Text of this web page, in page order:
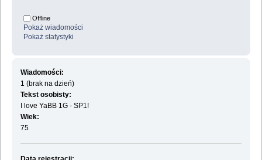
Offline
Pokaż wiadomości
Pokaż statystyki
Wiadomości:
1 (brak na dzień)
Tekst osobisty:
I love YaBB 1G - SP1!
Wiek:
75